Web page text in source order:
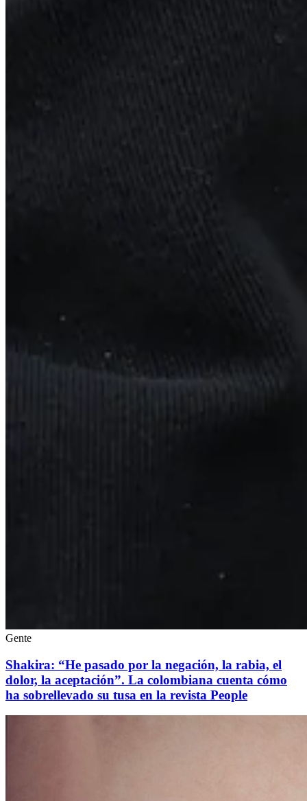
Gente
Shakira: “He pasado por la negación, la rabia, el
dolor, la aceptación”. La colombiana cuenta cómo
ha sobrellevado su tusa en la revista People